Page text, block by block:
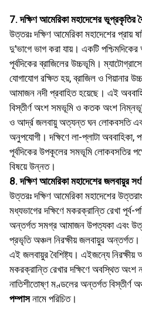
7. দক্ষিণ আমেরিকা মহাদেশের ভূপ্রকৃতির
উত্তরঃ দক্ষিণ আমেরিকা মহাদেশের প্রায়
দু'ভাগে ভাগ করা যায়। একটি পশ্চিমদিকের
পূর্বদিকের ব্রাজিলের উচ্চভূমি।
যােগাযােগ রক্ষিত হয়, ব্রাজিল ও গিয়ানার
আমাজন নদী প্রবাহিত হয়েছে। এই
বিস্তীর্ণ অংশ সমভূমি ও কতক অংশ
ও আর্দ্র জলবায়ু অত্যন্ত ঘন লােকবসতি এবং
অনুপযােগী। দক্ষিণে লা-প্লাটা
পূর্বদিকের উপকূলের সমভূমি লােকবসতির
বিষয়ে উন্নত।
8. দক্ষিণ আমেরিকা মহাদেশের জলবায়ুর
উত্তরঃ দক্ষিণ আমেরিকা মহাদেশের
মধ্যভাগের দক্ষিণে মকরক্রান্তি রেখা
অন্তর্গত সমগ্র আমাজন উপত্যকা এবং
প্রভৃতি অঞ্চল নিরক্ষীয় জলবায়ুর অন্তর্গত।
এই জলবায়ুর বৈশিষ্ট্য। এইজন্যে নিরক্ষীয়
মকরক্রান্তি রেখার দক্ষিণে অবস্থিত অংশ
নাতিশীতােষ্ণ মণ্ডলের অন্তর্গত
পম্পাসনামে পরিচিত।